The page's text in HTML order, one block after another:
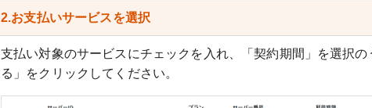
2.お支払いサービスを選択
支払い対象のサービスにチェックを入れ、「契約期間」を選択
る」をクリックしてください。